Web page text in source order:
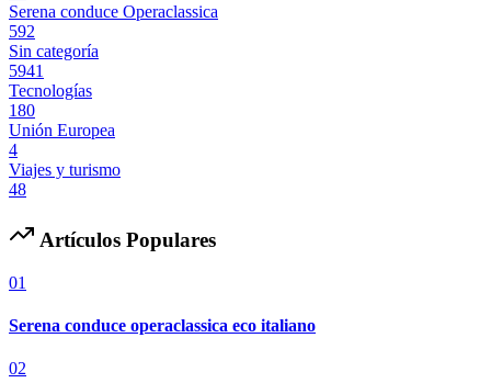
Serena conduce Operaclassica
592
Sin categoría
5941
Tecnologías
180
Unión Europea
4
Viajes y turismo
48
Artículos Populares
01
Serena conduce operaclassica eco italiano
02